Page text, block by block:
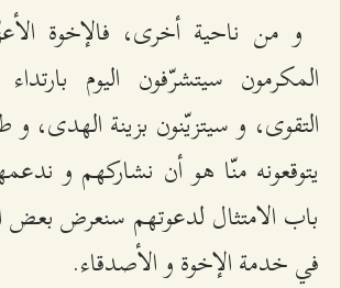
و من ناحية أخرى، فالإخوة
المكرمون سيتشرّفون اليوم
التقوى، و سيتزيّنون بزينة الهدى، و
يتوقعونه منّا هو أن نشاركهم و
باب الامتثال لدعوتهم سنعرض بعض
في خدمة الإخوة و الأصدقاء.